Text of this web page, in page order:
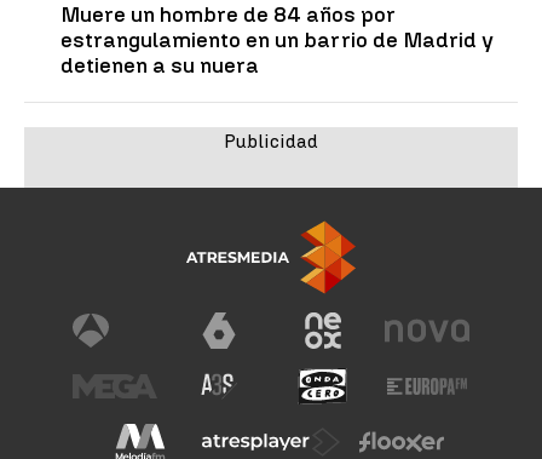
Muere un hombre de 84 años por
estrangulamiento en un barrio de Madrid y
detienen a su nuera